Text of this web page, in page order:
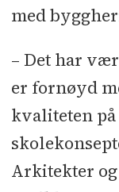
med
– Det har
er fornøyd
kvaliteten
Arkitekter